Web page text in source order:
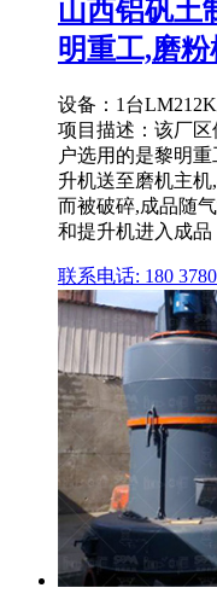
山西铝矾土
明重工,磨
设备：1台
项目描述：该厂
户选用的是黎明
升机送至磨机主
而被破碎,成品随
和提升机进入成品
联系电话: 180 3780